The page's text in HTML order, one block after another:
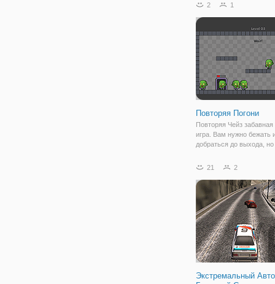
2
1
Повторяя Погони
Повторяя Чейз
игра. Вам нужно бежать
добраться до выхода,
двери, откуда вы
движения. Не дайте
добраться до
21 2
Экстремальный